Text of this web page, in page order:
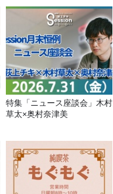
特集「ニュース座談会」木村
草太×奥村奈津美